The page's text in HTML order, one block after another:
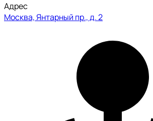
Адрес
Москва, Янтарный пр., д. 2